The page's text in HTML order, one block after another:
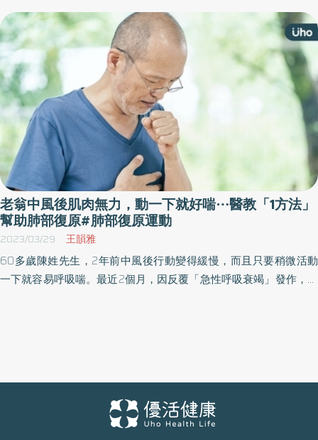
老翁中風後肌肉無力，動一下就好喘⋯醫教「1方法」
幫助肺部復原#肺部復原運動
2023/03/29 王韻雅
60多歲陳姓先生，2年前中風後行動變得緩慢，而且只要稍微活動
一下就容易呼吸喘。最近2個月，因反覆「急性呼吸衰竭」發作，由